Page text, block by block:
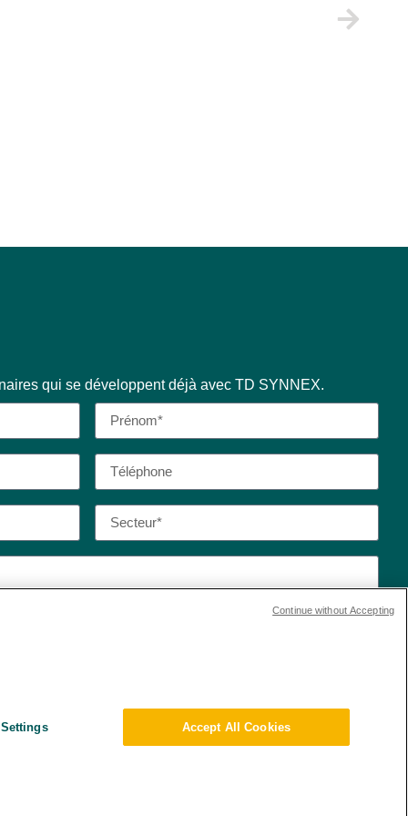
qui se développent déjà avec TD SYNNEX.
Accept All Cookies
Continue without Accepting